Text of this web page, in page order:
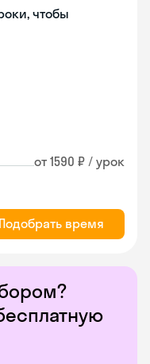
чтобы
от 1590 ₽ / урок
Подобрать время